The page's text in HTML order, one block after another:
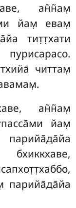
ан̃н̃ам̣
йам̣ евам̣
тит̣т̣хати
читтам̣
ан̃н̃ам̣
йам̣
парийа̄да̄йа